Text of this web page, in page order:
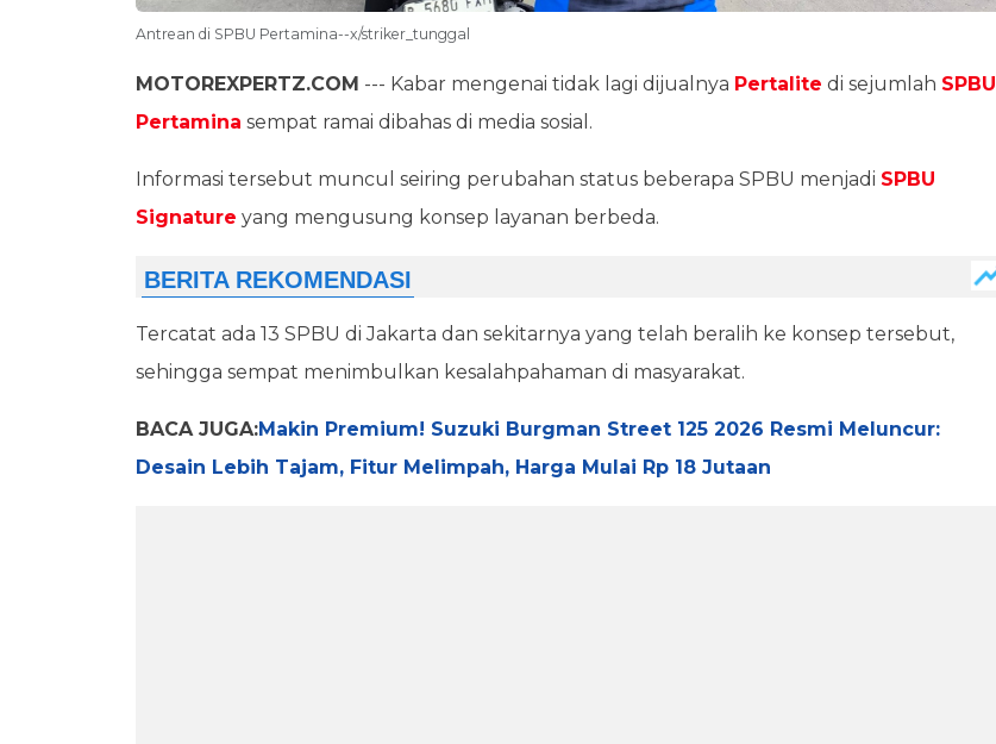
Antrean di SPBU Pertamina--x/striker_tunggal
MOTOREXPERTZ.COM --- Kabar mengenai tidak lagi dijualnya Pertalite di sejumlah SPBU
Pertamina sempat ramai dibahas di media sosial.
Informasi tersebut muncul seiring perubahan status beberapa SPBU menjadi SPBU
Signature yang mengusung konsep layanan berbeda.
Tercatat ada 13 SPBU di Jakarta dan sekitarnya yang telah beralih ke konsep tersebut,
sehingga sempat menimbulkan kesalahpahaman di masyarakat.
BACA JUGA:Makin Premium! Suzuki Burgman Street 125 2026 Resmi Meluncur:
Desain Lebih Tajam, Fitur Melimpah, Harga Mulai Rp 18 Jutaan